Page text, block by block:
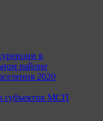
в
районе
2020
субъектов МСП